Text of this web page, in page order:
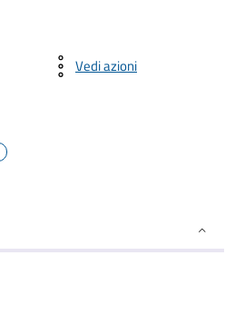
Vedi azioni